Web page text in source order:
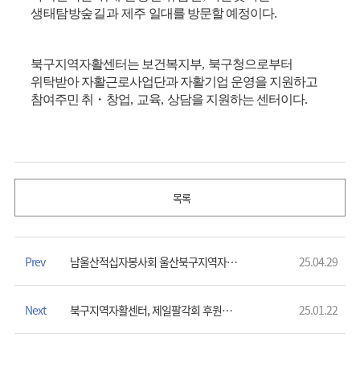
생태탐방숲길과 제주 일대를 방문할 예정이다.
북구지역자활센터는 보건복지부, 북구청으로부터
위탁받아 자활근로사업단과 자활기업 운영을 지원하고
참여주민 취 ・ 창업, 교육, 상담을 지원하는 센터이다.
목록
Prev 남울산적십자봉사회 울산북구지역자활센터에 ‘150만원 라면 상당’ 전달 25.04.29
Next 북구지역자활센터, 제일팔각회 후원으로 ’설날맞이 떡국 전달 ’ 25.01.22